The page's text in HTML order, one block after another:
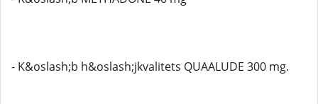
- K&oslash;b h&oslash;jkvalitets QUAALUDE 300 mg.